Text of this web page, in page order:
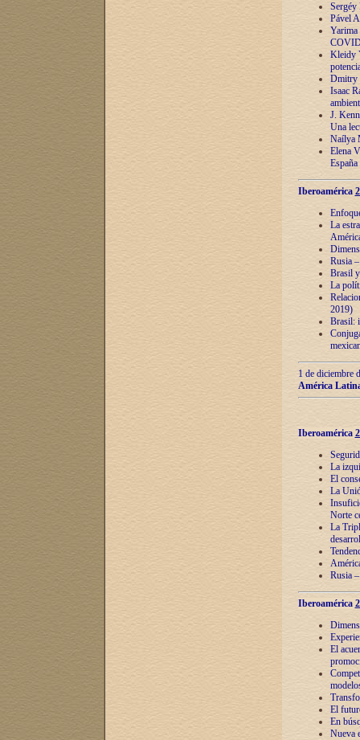
Sergéy
Pável
Yarima
Kleidy
Dmitry
Isaac
J.
Una
Naílya
Elena
España
Iberoamérica
La
Rusia
Brasil
La
2019)
Brasil:
1 de diciembre
América
Iberoamérica
La
El
La
Norte
La
Rusia
Iberoamérica
El
El
En
Nueva